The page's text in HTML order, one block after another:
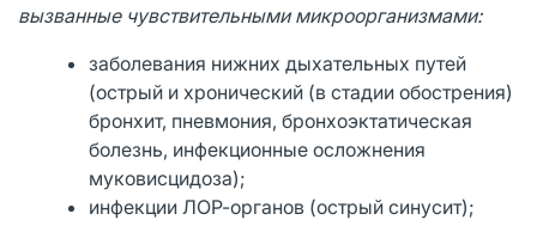
вызванные чувствительными микроорганизмами:
заболевания нижних дыхательных путей
(острый и хронический (в стадии обострения)
бронхит, пневмония, бронхоэктатическая
болезнь, инфекционные осложнения
муковисцидоза);
инфекции ЛОР-органов (острый синусит);